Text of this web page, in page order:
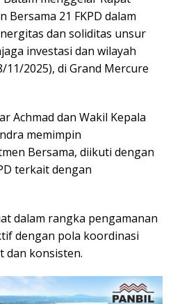
Bersama 21 FKPD dalam
dan soliditas unsur
investasi dan wilayah
11/2025), di Grand Mercure
Achmad dan Wakil Kepala
memimpin
Bersama, diikuti dengan
terkait dengan
dalam rangka pengamanan
dengan pola koordinasi
dan konsisten.